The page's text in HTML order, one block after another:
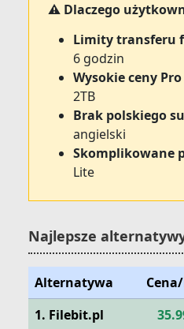
⚠️ Dlaczego
Limity transferu
6 godzin
Wysokie ceny Pro
2TB
Brak polskiego
angielski
Skomplikowane
Lite
Najlepsze
Alternatywa
1. Filebit.pl